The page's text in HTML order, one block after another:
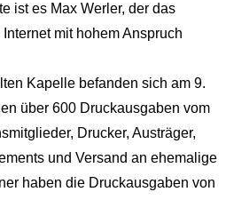
ist es Max Werler, der das
mit hohem Anspruch
Kapelle befanden sich am 9.
über 600 Druckausgaben vom
Drucker, Austräger,
und Versand an ehemalige
haben die Druckausgaben von